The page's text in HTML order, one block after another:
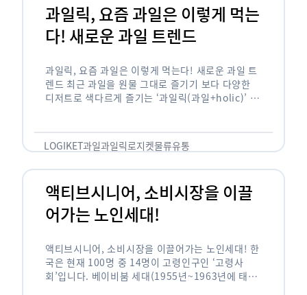
과일릭, 요즘 과일은 이렇게 먹는
다! 새로운 과일 트렌드
과일릭, 요즘 과일은 이렇게 먹는다! 새로운 과일 트
렌드 최근 과일을 원물 그대로 즐기기 보다 다양한
디저트로 색다르게 즐기는 ‘과일릭(과일+holic)’ 트
…
LOGIKET과일과일릭로지켓물류유통
액티브시니어, 소비시장을 이끌
어가는 노인세대!
액티브시니어, 소비시장을 이끌어가는 노인세대! 한
국은 현재 100명 중 14명이 고령인구인 ‘고령사
회’입니다. 베이비붐 세대(1955년~1963년에 태어